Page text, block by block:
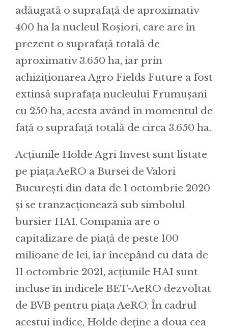
adăugată o suprafață de aproximativ
400 ha la nucleul Roșiori, care are în
prezent o suprafață totală de
aproximativ 3.650 ha, iar prin
achiziționarea Agro Fields Future a fost
extinsă suprafața nucleului Frumușani
cu 250 ha, acesta având în momentul de
față o suprafață totală de circa 3.650 ha.
Acțiunile Holde Agri Invest sunt listate
pe piața AeRO a Bursei de Valori
București din data de 1 octombrie 2020
și se tranzacționează sub simbolul
bursier HAI. Compania are o
capitalizare de piață de peste 100
milioane de lei, iar începând cu data de
11 octombrie 2021, acțiunile HAI sunt
incluse în indicele BET-AeRO dezvoltat
de BVB pentru piața AeRO. În cadrul
acestui indice, Holde deține a doua cea